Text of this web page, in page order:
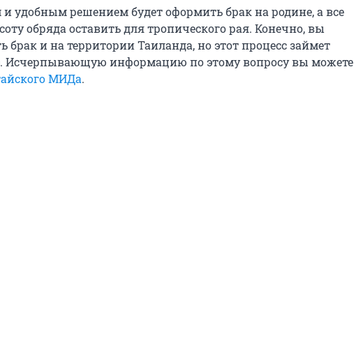
удобным решением будет оформить брак на родине, а все
обряда оставить для тропического рая. Конечно, вы
брак и на территории Таиланда, но этот процесс займет
Исчерпывающую информацию по этому вопросу вы можете
МИДа.